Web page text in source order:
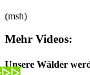
(msh)
Mehr Videos:
Unsere Wälder